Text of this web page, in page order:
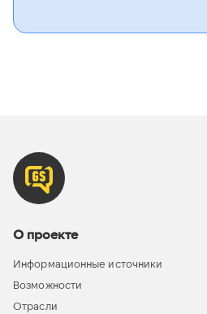
О проекте
Информационные источники
Возможности
Отрасли